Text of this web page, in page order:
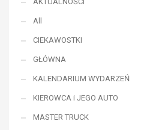
All
CIEKAWOSTKI
GŁÓWNA
KALENDARIUM WYDARZEŃ
KIEROWCA i JEGO AUTO
MASTER TRUCK